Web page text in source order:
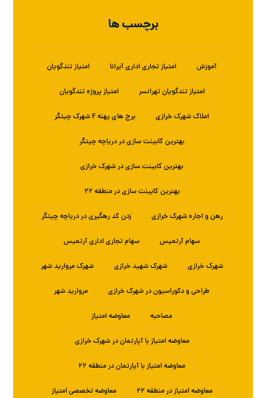
برچسب ها
آموزش امتیاز تجاری اداری آیرانا امتیاز تندگویان
امتیاز تندگویان تهرانسر امتیاز پروژه تندگویان
املاک شهرک خرازی برج های پهنه F شهرک چیتگر
بهترین کابینت سازی در دریاچه چیتگر
بهترین کابینت سازی در شهرک خرازی
بهترین کابینت سازی در منطقه ۲۲
رهن و اجاره شهرک خرازی زدن کد رهگیری در دریاچه چیتگر
سهام آرتمیس سهام تجاری اداری آرتمیس
شهرک خرازی شهرک شهید خرازی شهرک مروارید شهر
طراحی و دکوراسیون در شهرک خرازی مروارید شهر
مصاحبه معاوضه امتیاز
معاوضه امتیاز با آپارتمان در شهرک خرازی
معاوضه امتیاز با آپارتمان در منطقه ۲۲
معاوضه امتیاز در منطقه ۲۲ معاوضه تخصصی امتیاز